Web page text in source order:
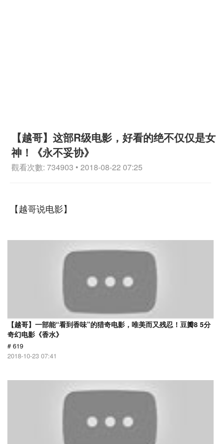
【越哥】这部R级电影，好看的绝不仅仅是女
神！《永不妥协》
觀看次數: 734903 • 2018-08-22 07:25
【越哥说电影】
【越哥】一部能“看到香味”的猎奇电影，唯美而又残忍！豆瓣8 5分
奇幻电影《香水》
# 619
2018-10-23 07:41